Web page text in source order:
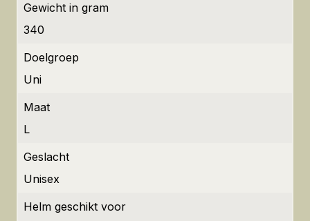
Gewicht in gram
340
Doelgroep
Uni
Maat
L
Geslacht
Unisex
Helm geschikt voor